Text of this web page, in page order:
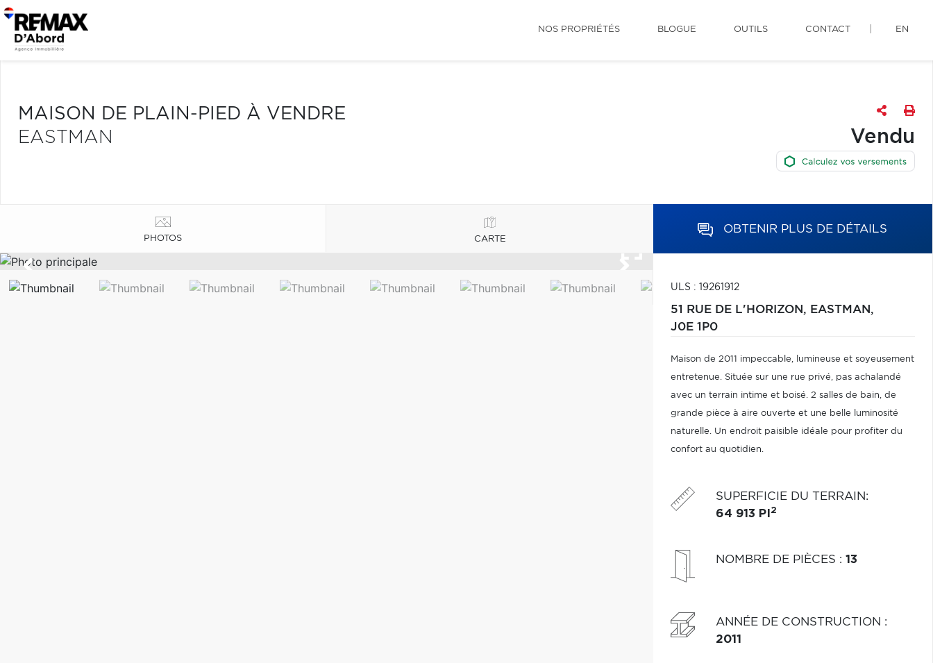
NOS PROPRIÉTÉS BLOGUE OUTILS CONTACT EN
MAISON DE PLAIN-PIED À VENDRE
EASTMAN
Vendu
PHOTOS CARTE
OBTENIR PLUS DE DÉTAILS
ULS : 19261912
51 RUE DE L'HORIZON, EASTMAN,
J0E 1P0
Maison de 2011 impeccable, lumineuse et soyeusement
entretenue. Située sur une rue privé, pas achalandé
avec un terrain intime et boisé. 2 salles de bain, de
grande pièce à aire ouverte et une belle luminosité
naturelle. Un endroit paisible idéale pour profiter du
confort au quotidien.
SUPERFICIE DU TERRAIN:
64 913 PI 2
NOMBRE DE PIÈCES : 13
ANNÉE DE CONSTRUCTION :
2011